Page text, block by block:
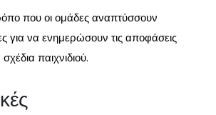
που οι ομάδες αναπτύσσουν
για να ενημερώσουν τις αποφάσεις
παιχνιδιού.